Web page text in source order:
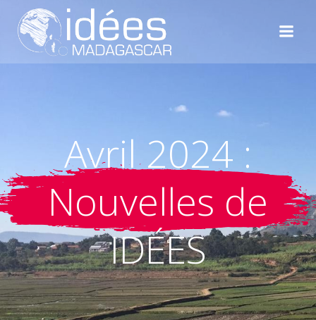
au
contenu
Avril 2024 :
Nouvelles de
IDÉES